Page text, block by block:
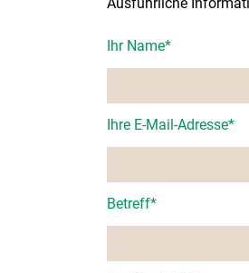
Ihr Name*
Ihre E-Mail-Adresse*
Betreff*